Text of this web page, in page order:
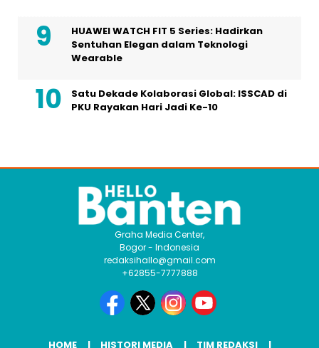
HUAWEI WATCH FIT 5 Series: Hadirkan
Sentuhan Elegan dalam Teknologi
Wearable
Satu Dekade Kolaborasi Global: ISSCAD di
PKU Rayakan Hari Jadi Ke-10
Graha Media Center,
Bogor - Indonesia
redaksihallo@gmail.com
+62855-7777888
HOME HISTORI MEDIA TIM REDAKSI